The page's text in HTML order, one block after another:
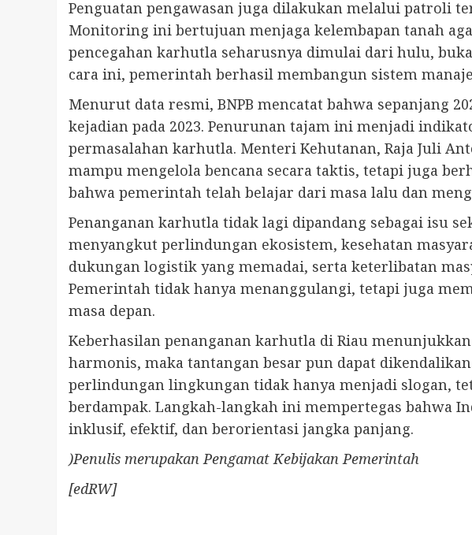
Penguatan pengawasan juga dilakukan melalui patroli
Monitoring ini bertujuan menjaga kelembapan tanah
pencegahan karhutla seharusnya dimulai dari hulu,
cara ini, pemerintah berhasil membangun sistem
Menurut data resmi, BNPB mencatat bahwa sepanjang
kejadian pada 2023. Penurunan tajam ini menjadi
permasalahan karhutla. Menteri Kehutanan, Raja Juli
mampu mengelola bencana secara taktis, tetapi juga
bahwa pemerintah telah belajar dari masa lalu dan
Penanganan karhutla tidak lagi dipandang sebagai isu
menyangkut perlindungan ekosistem, kesehatan
dukungan logistik yang memadai, serta keterlibatan
Pemerintah tidak hanya menanggulangi, tetapi juga
masa depan.
Keberhasilan penanganan karhutla di Riau
harmonis, maka tantangan besar pun dapat
perlindungan lingkungan tidak hanya menjadi slogan,
berdampak. Langkah-langkah ini mempertegas bahwa
inklusif, efektif, dan berorientasi jangka panjang.
)Penulis merupakan Pengamat Kebijakan Pemerintah
[edRW]